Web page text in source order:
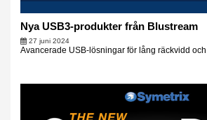
Nya USB3-produkter från Blustream
27 juni 2024
Avancerade USB-lösningar för lång räckvidd